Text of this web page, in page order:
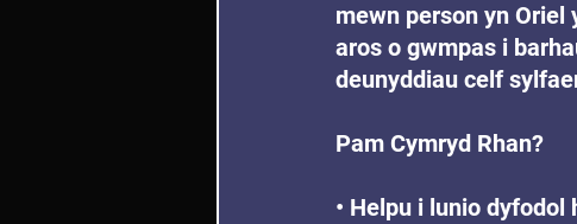
mewn person yn Oriel
aros o gwmpas i
deunyddiau celf
Pam Cymryd Rhan?
• Helpu i lunio